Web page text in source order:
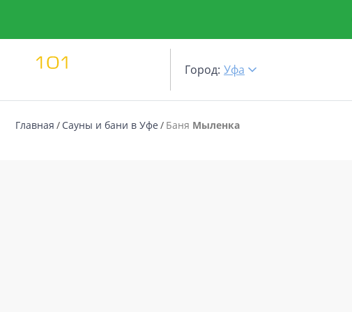
Город: Уфа
Главная Сауны и бани в Уфе Баня Мыленка